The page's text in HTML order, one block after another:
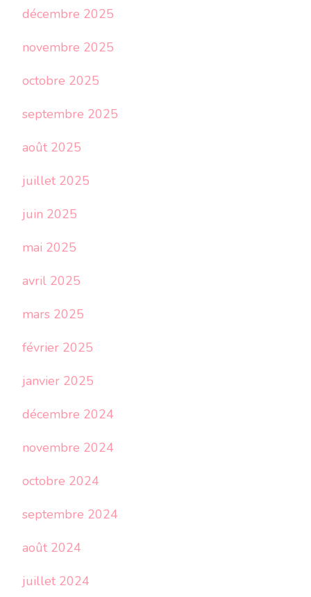
décembre 2025
novembre 2025
octobre 2025
septembre 2025
août 2025
juillet 2025
juin 2025
mai 2025
avril 2025
mars 2025
février 2025
janvier 2025
décembre 2024
novembre 2024
octobre 2024
septembre 2024
août 2024
juillet 2024